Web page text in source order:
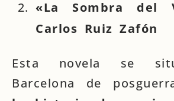
«La Sombra del
Carlos Ruiz Zafón
Esta novela se
Barcelona de